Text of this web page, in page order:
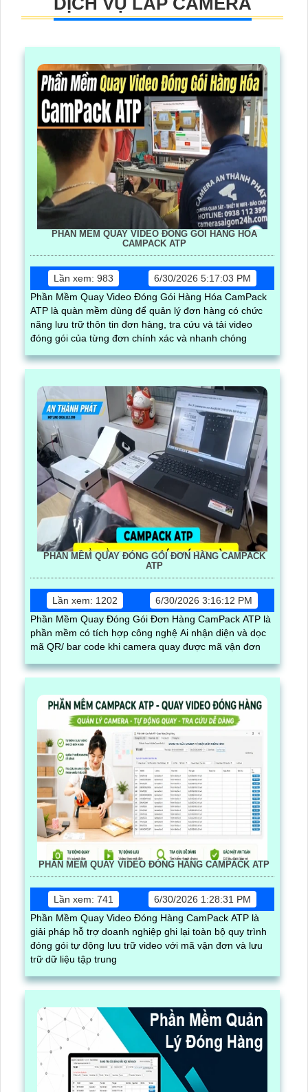
PHẦN MỀM QUAY VIDEO ĐÓNG GÓI HÀNG HÓA
CAMPACK ATP
Lần xem: 983
6/30/2026 5:17:03 PM
Phần Mềm Quay Video Đóng Gói Hàng Hóa CamPack
ATP là quàn mềm dùng để quản lý đơn hàng có chức
năng lưu trữ thôn tin đơn hàng, tra cứu và tải video
đóng gói của từng đơn chính xác và nhanh chóng
PHẦN MỀM QUAY ĐÓNG GÓI ĐƠN HÀNG CAMPACK
ATP
Lần xem: 1202
6/30/2026 3:16:12 PM
Phần Mềm Quay Đóng Gói Đơn Hàng CamPack ATP là
phần mềm có tích hợp công nghệ Ai nhận diện và dọc
mã QR/ bar code khi camera quay được mã vận đơn
PHẦN MỀM QUAY VIDEO ĐÓNG HÀNG CAMPACK ATP
Lần xem: 741
6/30/2026 1:28:31 PM
Phần Mềm Quay Video Đóng Hàng CamPack ATP là
giải pháp hỗ trợ doanh nghiệp ghi lại toàn bộ quy trình
đóng gói tự động lưu trữ video với mã vận đơn và lưu
trữ dữ liệu tập trung